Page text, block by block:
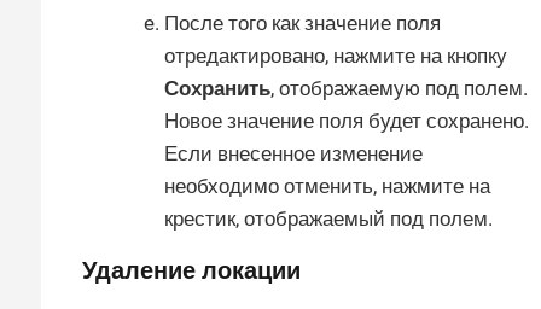
После того как значение поля
отредактировано, нажмите на кнопку
Сохранить, отображаемую под полем.
Новое значение поля будет сохранено.
Если внесенное изменение
необходимо отменить, нажмите на
крестик, отображаемый под полем.
Удаление локации